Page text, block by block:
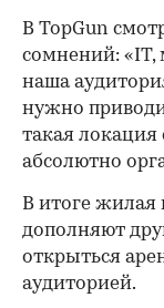
В TopGun
сомнений:
наша
нужно
такая локация
абсолютно
В итоге жилая
дополняют
открыться
аудиторией.